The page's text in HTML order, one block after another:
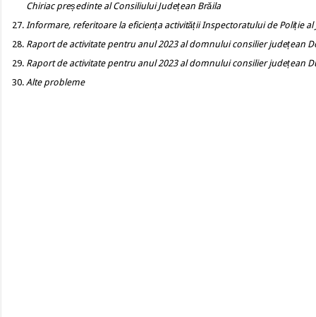
Chiriac președinte al Consiliului Județean Brăila
Informare, referitoare la eficiența activității Inspectoratului de Poliție
Raport de activitate pentru anul 2023 al domnului consilier județean
Raport de activitate pentru anul 2023 al domnului consilier județean
Alte probleme